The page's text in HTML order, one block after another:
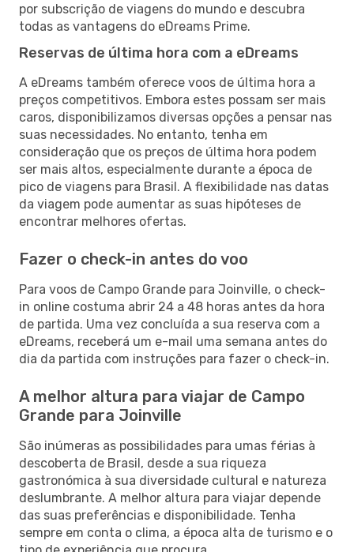
por subscrição de viagens do mundo e descubra
todas as vantagens do eDreams Prime.
Reservas de última hora com a eDreams
A eDreams também oferece voos de última hora a
preços competitivos. Embora estes possam ser mais
caros, disponibilizamos diversas opções a pensar nas
suas necessidades. No entanto, tenha em
consideração que os preços de última hora podem
ser mais altos, especialmente durante a época de
pico de viagens para Brasil. A flexibilidade nas datas
da viagem pode aumentar as suas hipóteses de
encontrar melhores ofertas.
Fazer o check-in antes do voo
Para voos de Campo Grande para Joinville, o check-
in online costuma abrir 24 a 48 horas antes da hora
de partida. Uma vez concluída a sua reserva com a
eDreams, receberá um e-mail uma semana antes do
dia da partida com instruções para fazer o check-in.
A melhor altura para viajar de Campo
Grande para Joinville
São inúmeras as possibilidades para umas férias à
descoberta de Brasil, desde a sua riqueza
gastronómica à sua diversidade cultural e natureza
deslumbrante. A melhor altura para viajar depende
das suas preferências e disponibilidade. Tenha
sempre em conta o clima, a época alta de turismo e o